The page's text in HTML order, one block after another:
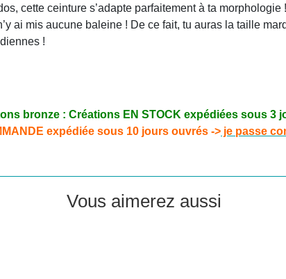
cette ceinture s’adapte parfaitement à ta morphologie !
ai mis aucune baleine ! De ce fait, tu auras la taille
!
bronze : Créations EN STOCK expédiées sous 3
expédiée sous 10 jours ouvrés -> je passe
Vous aimerez aussi